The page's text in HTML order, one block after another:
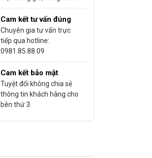
Cam kết tư vấn đúng
Chuyên gia tư vấn trực
tiếp qua hotline:
0981.85.88.09
Cam kết bảo mật
Tuyệt đối không chia sẻ
thông tin khách hàng cho
bên thứ 3.